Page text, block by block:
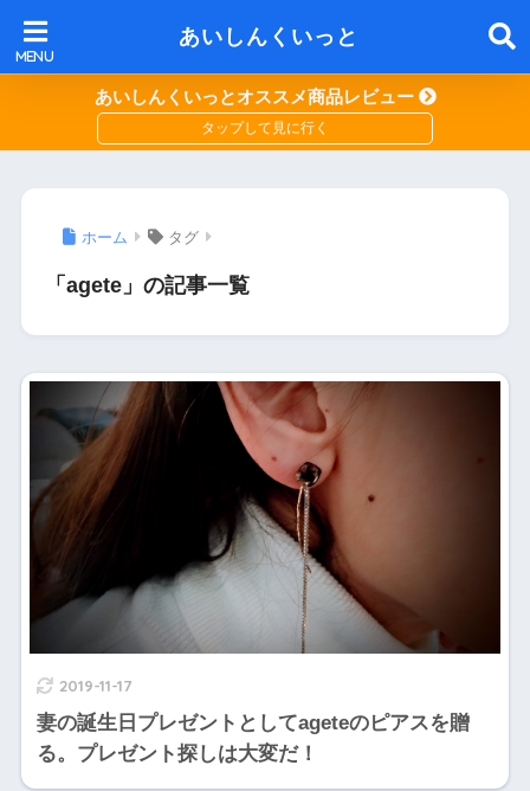
あいしんくいっと
あいしんくいっとオススメ商品レビュー
ホーム タグ
「agete」の記事一覧
2019-11-17
妻の誕生日プレゼントとしてageteのピアスを贈
る。プレゼント探しは大変だ！